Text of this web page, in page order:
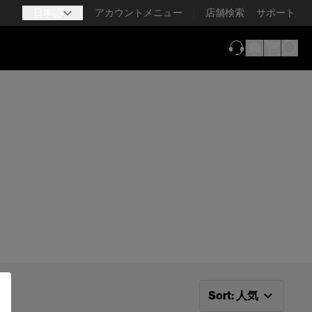
アカウントメニュー 店舗検索 サポート
次で並べ替え：
Sort: 人気